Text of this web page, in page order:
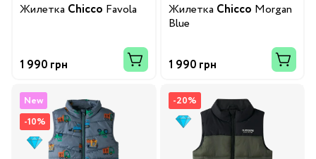
Жилетка Chicco Favola
1 990 грн
Жилетка Chicco Morgan
Blue
1 990 грн
New
-10%
-20%